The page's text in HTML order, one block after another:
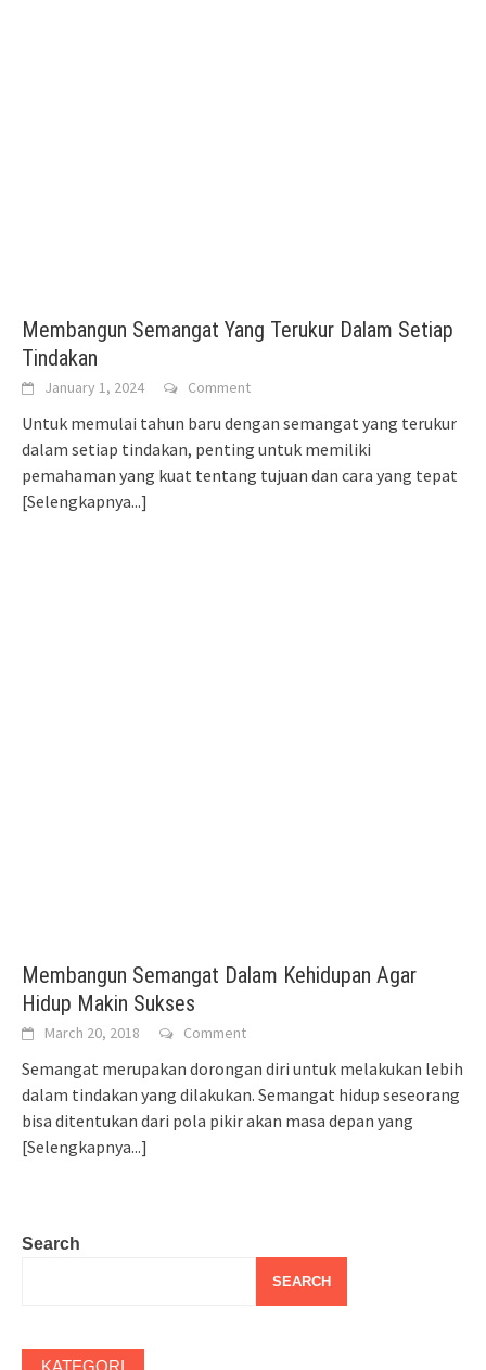
Membangun Semangat Yang Terukur Dalam Setiap
Tindakan
January 1, 2024 Comment
Untuk memulai tahun baru dengan semangat yang terukur
dalam setiap tindakan, penting untuk memiliki
pemahaman yang kuat tentang tujuan dan cara yang tepat
[Selengkapnya...]
Membangun Semangat Dalam Kehidupan Agar
Hidup Makin Sukses
March 20, 2018 Comment
Semangat merupakan dorongan diri untuk melakukan lebih
dalam tindakan yang dilakukan. Semangat hidup seseorang
bisa ditentukan dari pola pikir akan masa depan yang
[Selengkapnya...]
Search
SEARCH